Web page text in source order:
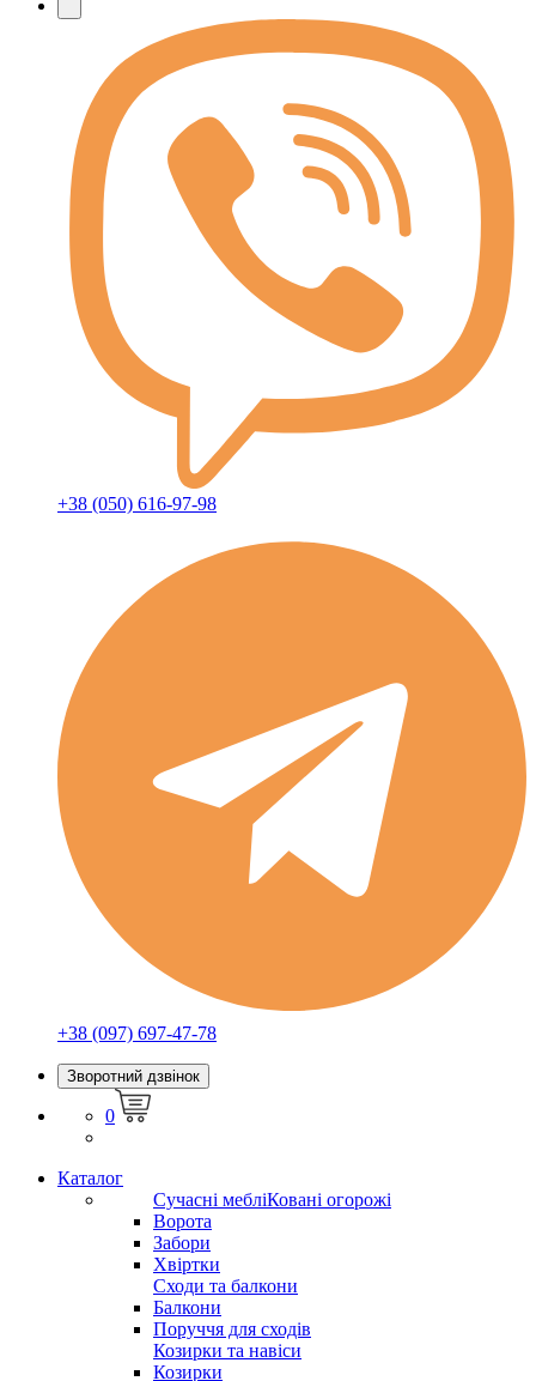
+38 (050) 616-97-98
+38 (097) 697-47-78
Зворотний дзвінок
0
Каталог
Сучасні мебліКовані огорожі
Ворота
Забори
Хвіртки
Сходи та балкони
Балкони
Поруччя для сходів
Козирки та навіси
Козирки